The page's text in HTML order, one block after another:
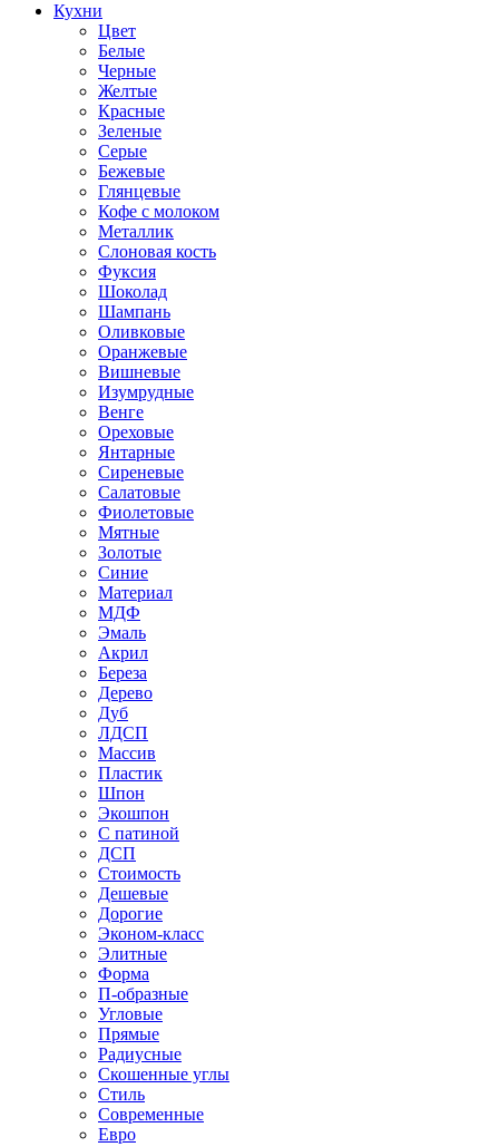
Кухни
Цвет
Белые
Черные
Желтые
Красные
Зеленые
Серые
Бежевые
Глянцевые
Кофе с молоком
Металлик
Слоновая кость
Фуксия
Шоколад
Шампань
Оливковые
Оранжевые
Вишневые
Изумрудные
Венге
Ореховые
Янтарные
Сиреневые
Салатовые
Фиолетовые
Мятные
Золотые
Синие
Материал
МДФ
Эмаль
Акрил
Береза
Дерево
Дуб
ЛДСП
Массив
Пластик
Шпон
Экошпон
С патиной
ДСП
Стоимость
Дешевые
Дорогие
Эконом-класс
Элитные
Форма
П-образные
Угловые
Прямые
Радиусные
Скошенные углы
Стиль
Современные
Евро